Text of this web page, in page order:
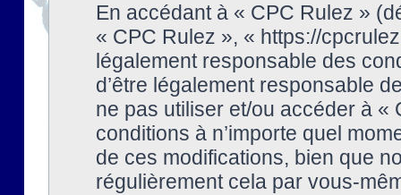
En accédant à « CPC Rulez »
« CPC Rulez », « https://
légalement responsable des
d’être légalement responsable
ne pas utiliser et/ou accéder à
conditions à n’importe quel
de ces modifications, bien que
régulièrement cela par vous-